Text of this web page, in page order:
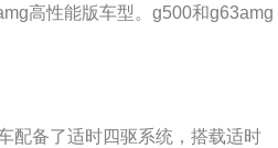
为4500到6200转每分钟，最大
压发动机拥有299马力和500牛米
双离合变速箱。途昂的前悬架使
悬架。多连杆悬架可以提高汽车
高性能版车型。g500和g63amg
四驱系统的汽车四个车轮每时每
三个差速锁分别在前桥，后桥，
g的四个车轮是刚性连接的，此
配备了适时四驱系统，搭载适时